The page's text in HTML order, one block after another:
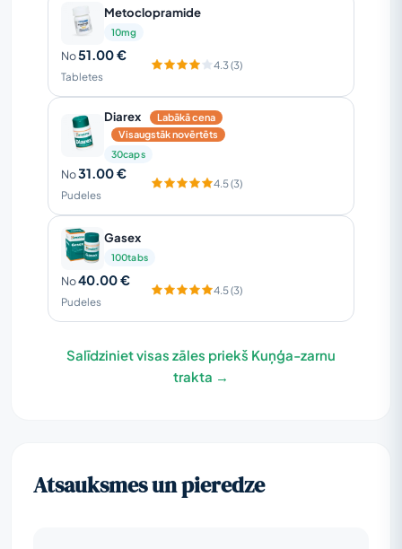
Metoclopramide
10mg
No51.00 €
Tabletes
4.3 (3)
Diarex
Labākā cena
Visaugstāk novērtēts
30caps
No31.00 €
Pudeles
4.5 (3)
Gasex
100tabs
No40.00 €
Pudeles
4.5 (3)
Salīdziniet visas zāles priekš Kuņģa-zarnu
trakta →
Atsauksmes un pieredze